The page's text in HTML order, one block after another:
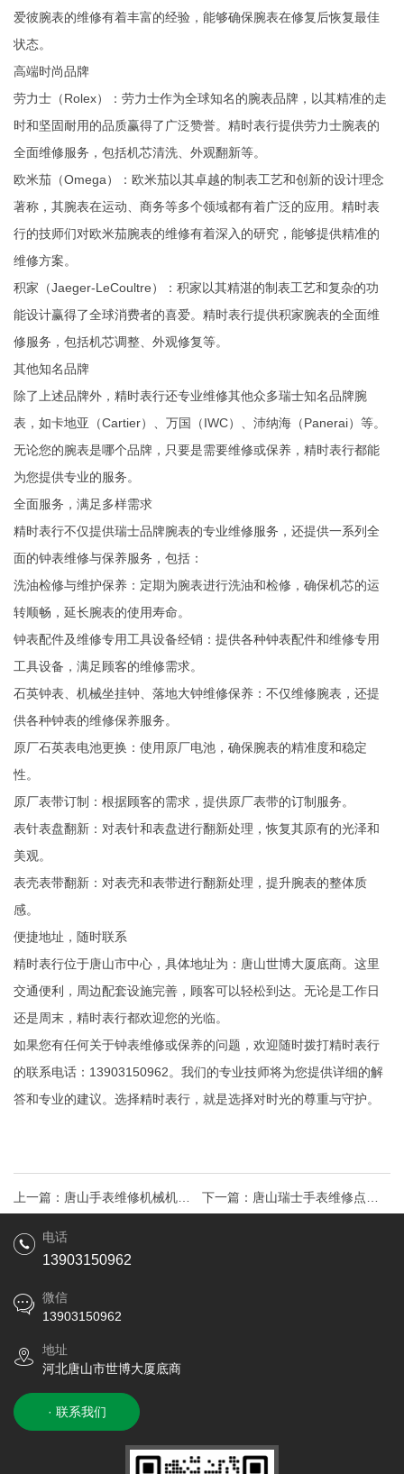
爱彼腕表的维修有着丰富的经验，能够确保腕表在修复后恢复最佳
状态。
高端时尚品牌
‌劳力士（Rolex）‌：劳力士作为全球知名的腕表品牌，以其精准的走
时和坚固耐用的品质赢得了广泛赞誉。精时表行提供劳力士腕表的
全面维修服务，包括机芯清洗、外观翻新等。
‌欧米茄（Omega）‌：欧米茄以其卓越的制表工艺和创新的设计理念
著称，其腕表在运动、商务等多个领域都有着广泛的应用。精时表
行的技师们对欧米茄腕表的维修有着深入的研究，能够提供精准的
维修方案。
‌积家（Jaeger-LeCoultre）‌：积家以其精湛的制表工艺和复杂的功
能设计赢得了全球消费者的喜爱。精时表行提供积家腕表的全面维
修服务，包括机芯调整、外观修复等。
其他知名品牌
除了上述品牌外，精时表行还专业维修其他众多瑞士知名品牌腕
表，如‌卡地亚（Cartier）‌、‌万国（IWC）‌、‌沛纳海（Panerai）‌等。
无论您的腕表是哪个品牌，只要是需要维修或保养，精时表行都能
为您提供专业的服务。
全面服务，满足多样需求
精时表行不仅提供瑞士品牌腕表的专业维修服务，还提供一系列全
面的钟表维修与保养服务，包括：
‌洗油检修与维护保养‌：定期为腕表进行洗油和检修，确保机芯的运
转顺畅，延长腕表的使用寿命。
‌钟表配件及维修专用工具设备经销‌：提供各种钟表配件和维修专用
工具设备，满足顾客的维修需求。
‌石英钟表、机械坐挂钟、落地大钟维修保养‌：不仅维修腕表，还提
供各种钟表的维修保养服务。
‌原厂石英表电池更换‌：使用原厂电池，确保腕表的精准度和稳定
性。
‌原厂表带订制‌：根据顾客的需求，提供原厂表带的订制服务。
‌表针表盘翻新‌：对表针和表盘进行翻新处理，恢复其原有的光泽和
美观。
‌表壳表带翻新‌：对表壳和表带进行翻新处理，提升腕表的整体质
感。
便捷地址，随时联系
精时表行位于唐山市中心，具体地址为：唐山世博大厦底商。这里
交通便利，周边配套设施完善，顾客可以轻松到达。无论是工作日
还是周末，精时表行都欢迎您的光临。
如果您有任何关于钟表维修或保养的问题，欢迎随时拨打精时表行
的联系电话：13903150962。我们的专业技师将为您提供详细的解
答和专业的建议。选择精时表行，就是选择对时光的尊重与守护。
上一篇： 唐山手表维修机械机芯
保养在市中心
下一篇： 唐山瑞士手表维修点地
电话
13903150962
微信
13903150962
地址
河北唐山市世博大厦底商
· 联系我们